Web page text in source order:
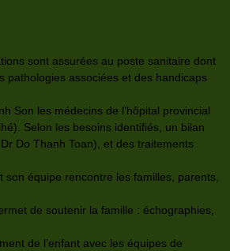
sont assurées au poste sanitaire dont
pathologies associées et des handicaps
Son les médecins de l’hôpital provincial
Selon les besoins identifiés, un bilan
Do Thanh Toan), et des traitements
son équipe rencontre les familles, parents,
de soutenir la famille : échographies,
de l’enfant avec les équipes de